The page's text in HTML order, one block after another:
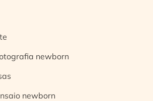
newborn
newborn